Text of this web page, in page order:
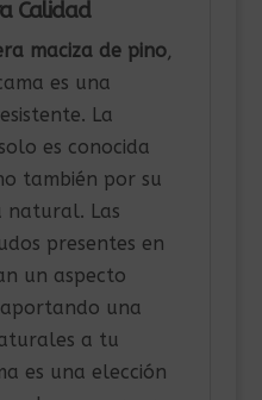
Calidad
maciza de pino,
es una
La
es conocida
también por su
natural. Las
presentes en
un aspecto
una
a tu
es una elección